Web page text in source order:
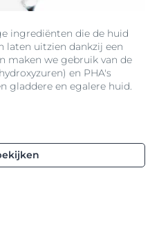
ingrediënten die de huid
laten uitzien dankzij een
maken we gebruik van de
en PHA's
gladdere en egalere huid.